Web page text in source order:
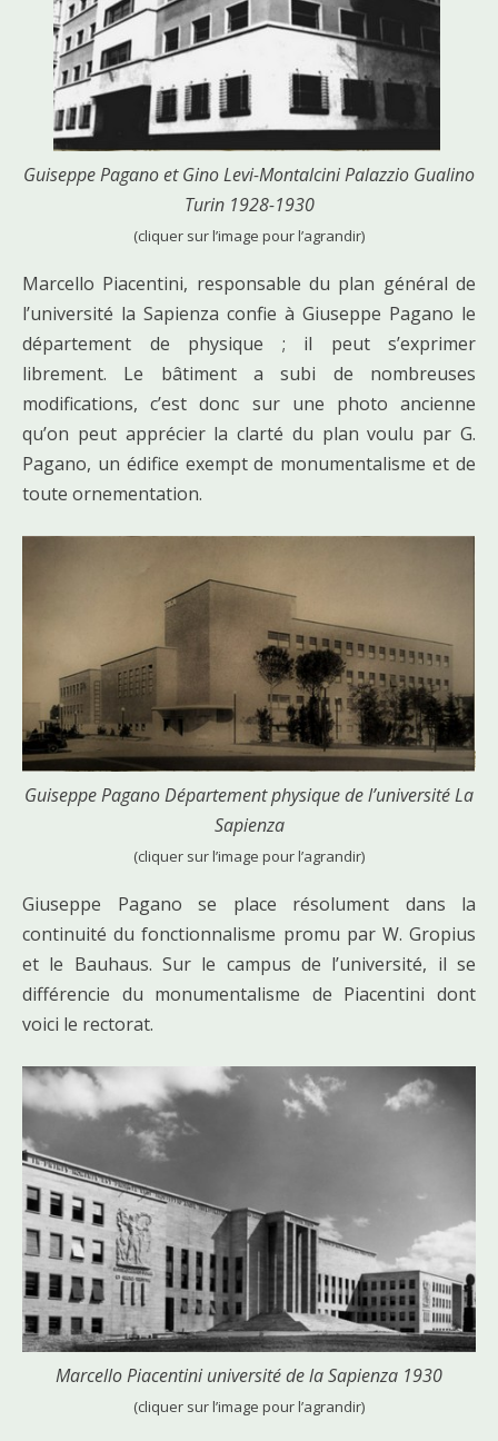
Guiseppe Pagano et Gino Levi-Montalcini Palazzio Gualino
Turin 1928-1930
(cliquer sur l’image pour l’agrandir)
Marcello Piacentini, responsable du plan général de
l’université la Sapienza confie à Giuseppe Pagano le
département de physique ; il peut s’exprimer
librement. Le bâtiment a subi de nombreuses
modifications, c’est donc sur une photo ancienne
qu’on peut apprécier la clarté du plan voulu par G.
Pagano, un édifice exempt de monumentalisme et de
toute ornementation.
Guiseppe Pagano Département physique de l’université La
Sapienza
(cliquer sur l’image pour l’agrandir)
Giuseppe Pagano se place résolument dans la
continuité du fonctionnalisme promu par W. Gropius
et le Bauhaus. Sur le campus de l’université, il se
différencie du monumentalisme de Piacentini dont
voici le rectorat.
Marcello Piacentini université de la Sapienza 1930
(cliquer sur l’image pour l’agrandir)